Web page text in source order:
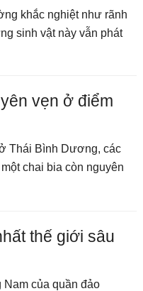
khắc nghiệt như rãnh
sinh vật này vẫn phát
vẹn ở điểm
Thái Bình Dương, các
chai bia còn nguyên
thế giới sâu
của quần đảo